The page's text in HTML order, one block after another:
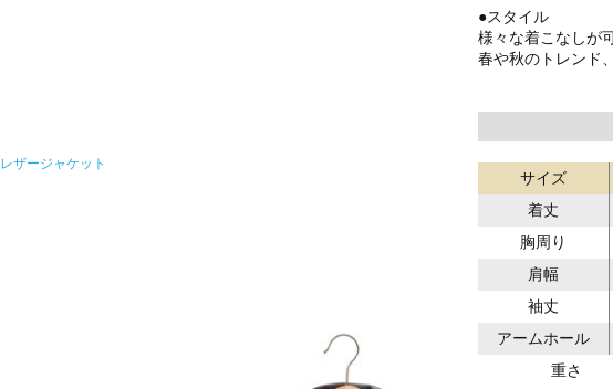
レザージャケット
●スタイル
様々な着こなしが
春や秋のトレンド
サイズ
着丈
胸周り
肩幅
袖丈
アームホール
重さ